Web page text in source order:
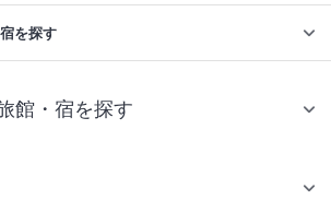
を探す
館・宿を探す